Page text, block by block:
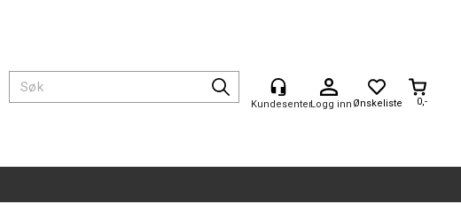
Logg inn 0,-